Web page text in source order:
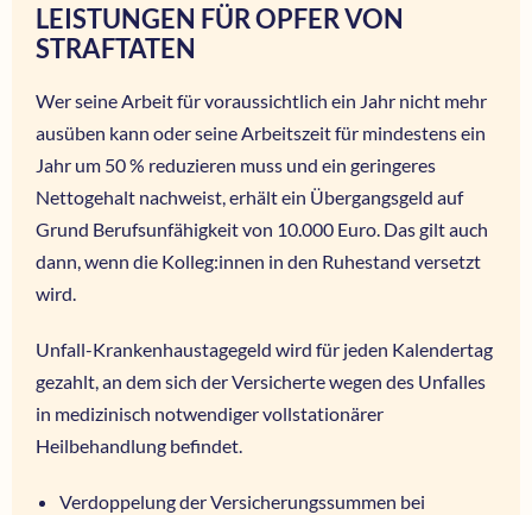
LEISTUNGEN FÜR OPFER VON
STRAFTATEN
Wer seine Arbeit für voraussichtlich ein Jahr nicht mehr
ausüben kann oder seine Arbeitszeit für mindestens ein
Jahr um 50 % reduzieren muss und ein geringeres
Nettogehalt nachweist, erhält ein Übergangsgeld auf
Grund Berufsunfähigkeit von 10.000 Euro. Das gilt auch
dann, wenn die Kolleg:innen in den Ruhestand versetzt
wird.
Unfall-Krankenhaustagegeld wird für jeden Kalendertag
gezahlt, an dem sich der Versicherte wegen des Unfalles
in medizinisch notwendiger vollstationärer
Heilbehandlung befindet.
Verdoppelung der Versicherungssummen bei